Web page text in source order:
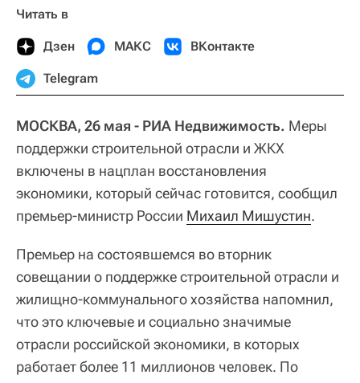
Читать в
Дзен МАКС ВКонтакте
Telegram
МОСКВА, 26 мая - РИА Недвижимость. Меры
поддержки строительной отрасли и ЖКХ
включены в нацплан восстановления
экономики, который сейчас готовится, сообщил
премьер-министр России Михаил Мишустин.
Премьер на состоявшемся во вторник
совещании о поддержке строительной отрасли и
жилищно-коммунального хозяйства напомнил,
что это ключевые и социально значимые
отрасли российской экономики, в которых
работает более 11 миллионов человек. По